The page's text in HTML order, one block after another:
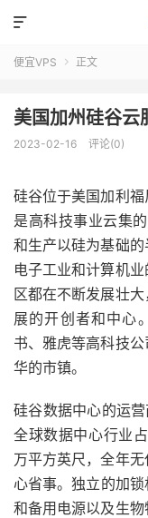

便宜VPS  正文
美国加州硅谷云
2023-02-16 评论(0)
硅谷位于美国加利福
是高科技事业云集
和生产以硅为基础
电子工业和计算机
区都在不断发展壮
展的开创者和中心
书、雅虎等高科技
华的市镇。
硅谷数据中心的运
全球数据中心行业
万平方英尺，全年
心省事。独立的加
和备用电源以及生